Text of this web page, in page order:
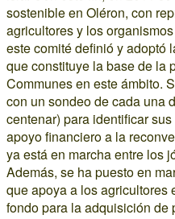
sostenible en Oléron, con
agricultores y los
este comité definió y adoptó
que constituye la base de la
Communes en este ámbito.
con un sondeo de cada una
centenar) para identificar
apoyo financiero a la
ya está en marcha entre los
Además, se ha puesto en
que apoya a los agricultores
fondo para la adquisición de